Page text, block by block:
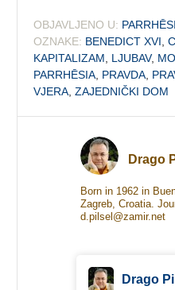
OBJAVLJENO U:
OZNAKE: BENEDICT XVI ,
KAPITALIZAM
LJUBAV,
PARRHĒSIA PRAVDA
VJERA ,ZAJEDNIČKI DOM
Drago
Born in 1962 in
Zagreb, Croatia.
d.pilsel@zamir.net
Drago